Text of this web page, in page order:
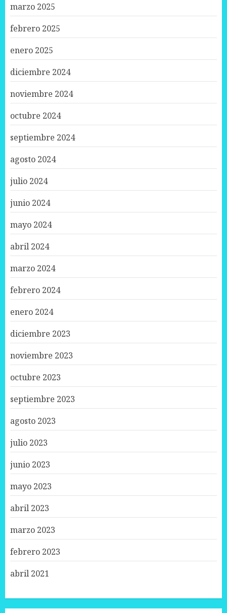
marzo 2025
febrero 2025
enero 2025
diciembre 2024
noviembre 2024
octubre 2024
septiembre 2024
agosto 2024
julio 2024
junio 2024
mayo 2024
abril 2024
marzo 2024
febrero 2024
enero 2024
diciembre 2023
noviembre 2023
octubre 2023
septiembre 2023
agosto 2023
julio 2023
junio 2023
mayo 2023
abril 2023
marzo 2023
febrero 2023
abril 2021